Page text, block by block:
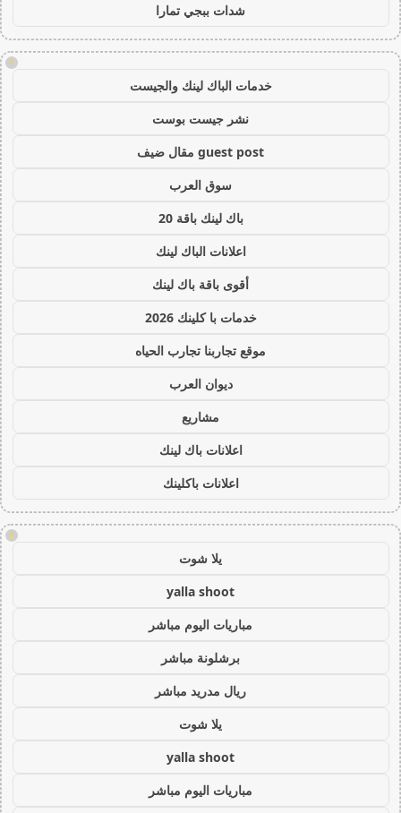
شدات ببجي تمارا
!
خدمات الباك لينك والجيست
نشر جيست بوست
guest post مقال ضيف
سوق العرب
باك لينك باقة 20
اعلانات الباك لينك
أقوى باقة باك لينك
خدمات با كلينك 2026
موقع تجاربنا تجارب الحياه
ديوان العرب
مشاريع
اعلانات باك لينك
اعلانات باكلينك
!
يلا شوت
yalla shoot
مباريات اليوم مباشر
برشلونة مباشر
ريال مدريد مباشر
يلا شوت
yalla shoot
مباريات اليوم مباشر